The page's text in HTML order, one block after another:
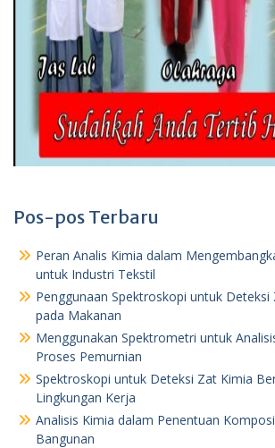
Pos-pos Terbaru
Peran Analis Kimia dalam
untuk Industri Tekstil
Penggunaan Spektroskopi untuk Deteksi
pada Makanan
Menggunakan Spektrometri untuk
Proses Pemurnian
Spektroskopi untuk Deteksi Zat Kimia
Lingkungan Kerja
Analisis Kimia dalam Penentuan
Bangunan